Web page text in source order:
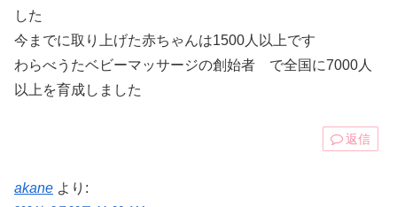
した
今までに取り上げた赤ちゃんは1500人以上です
わらべうたベビーマッサージの創始者 で全国に7000人
以上を育成しました
返信
akane より: